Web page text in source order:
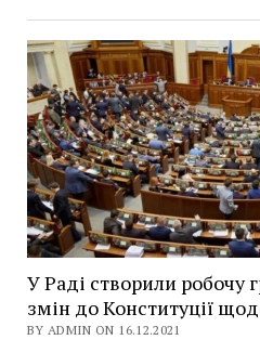
У Раді створили робочу
змін до Конституції
BY ADMIN ON 16.12.2021